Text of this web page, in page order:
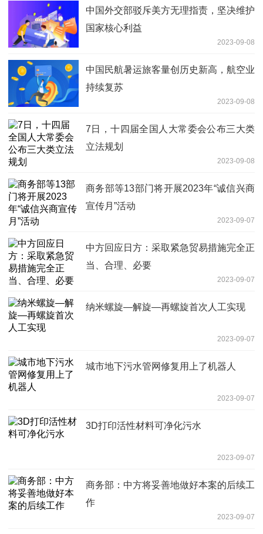
中国外交部驳斥美方无理指责，坚决维护
国家核心利益
2023-09-08
中国民航暑运旅客量创历史新高，航空业
持续复苏
2023-09-08
7日，十四届全国人大常委会公布三大类
立法规划
2023-09-08
商务部等13部门将开展2023年“诚信兴商
宣传月”活动
2023-09-07
中方回应日方：采取紧急贸易措施完全正
当、合理、必要
2023-09-07
纳米螺旋—解旋—再螺旋首次人工实现
2023-09-07
城市地下污水管网修复用上了机器人
2023-09-07
3D打印活性材料可净化污水
2023-09-07
商务部：中方将妥善地做好本案的后续工
作
2023-09-07